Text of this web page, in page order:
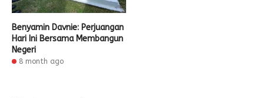
Benyamin Davnie: Perjuangan
Hari Ini Bersama Membangun
Negeri
8 month ago